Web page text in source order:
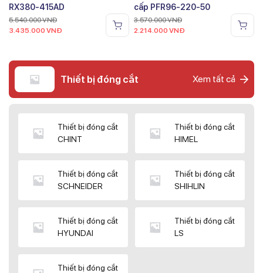
RX380-415AD
5.540.000VNĐ
3.435.000 VNĐ
cấp PFR96-220-50
3.570.000VNĐ
2.214.000 VNĐ
Thiết bị đóng cắt Xem tất cả
Thiết bị đóng cắt
CHINT
Thiết bị đóng cắt
HIMEL
Thiết bị đóng cắt
SCHNEIDER
Thiết bị đóng cắt
SHIHLIN
Thiết bị đóng cắt
HYUNDAI
Thiết bị đóng cắt
LS
Thiết bị đóng cắt